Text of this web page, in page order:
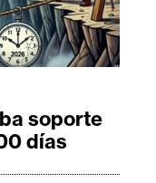
soporte
días